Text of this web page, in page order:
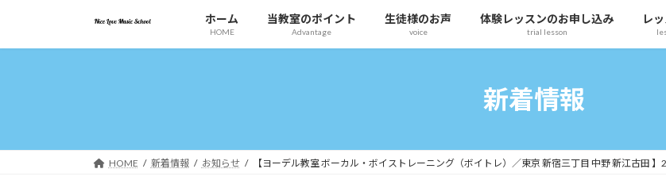
テ
ゲ
ホーム
HOME
当教室のポイント
Advantage
生徒様のお声
voice
体験レッスンのお申し込み
trial lesson
レ
新着情報
HOME 新着情報 お知らせ 【ヨーデル教室 ボーカル・ボイストレーニング（ボイトレ）／東京 新宿三丁目 中野 新江古田 】